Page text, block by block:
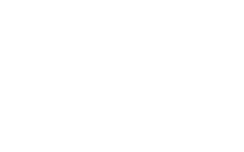
él no se movió,